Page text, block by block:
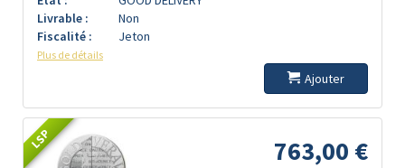
Livrable :
Non
Fiscalité :
Jeton
Plus de détails
Ajouter
LSP 763,00 €